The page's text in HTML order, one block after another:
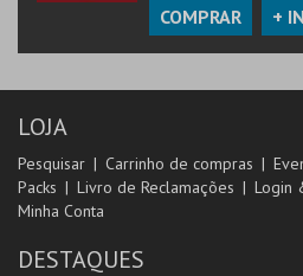
COMPRAR +
LOJA
Pesquisar Carrinho de compras
Packs
Livro de Reclamações
Login
Minha Conta
DESTAQUES